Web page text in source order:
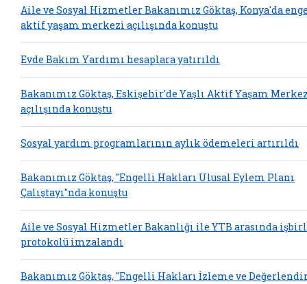
Aile ve Sosyal Hizmetler Bakanımız Göktaş, Konya'da
aktif yaşam merkezi açılışında konuştu
Evde Bakım Yardımı hesaplara yatırıldı
Bakanımız Göktaş, Eskişehir'de Yaşlı Aktif Yaşam
açılışında konuştu
Sosyal yardım programlarının aylık ödemeleri artırıldı
Bakanımız Göktaş, "Engelli Hakları Ulusal Eylem Planı
Çalıştayı"nda konuştu
Aile ve Sosyal Hizmetler Bakanlığı ile YTB arasında
protokolü imzalandı
Bakanımız Göktaş, "Engelli Hakları İzleme ve